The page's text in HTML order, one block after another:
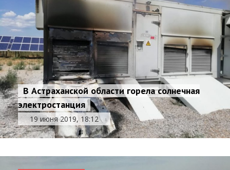
В Астраханской области горела солнечная
электростанция
19 июня 2019, 18:12